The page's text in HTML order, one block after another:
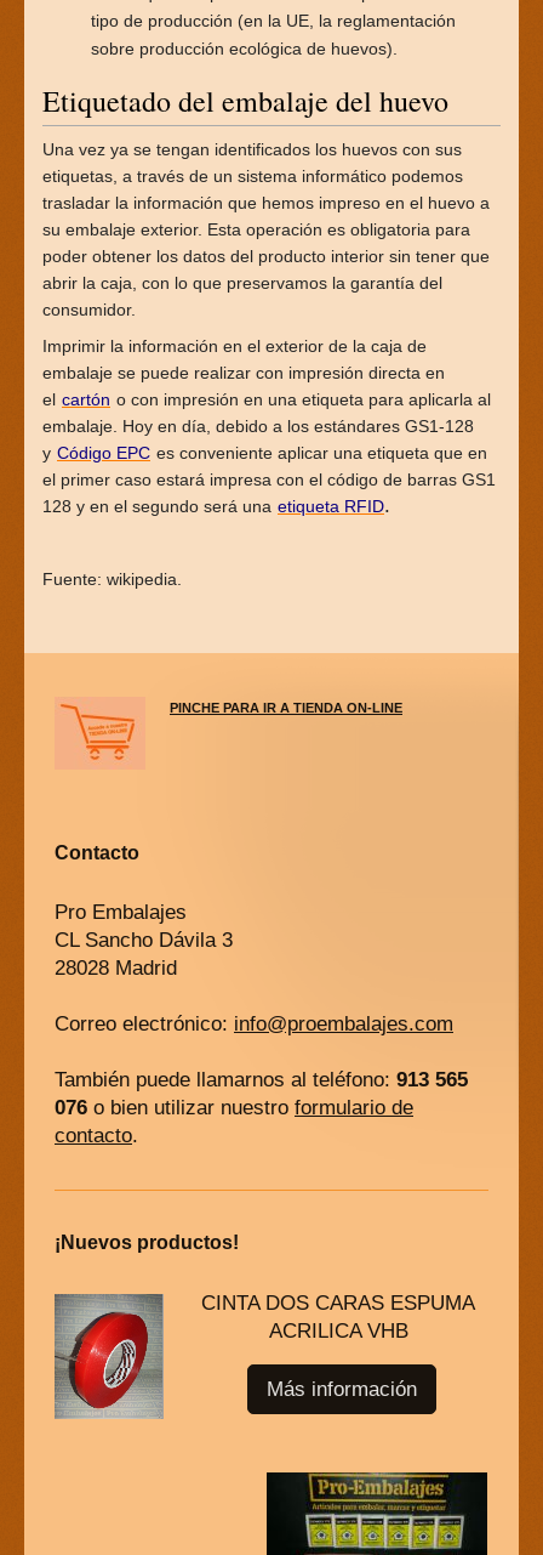
tipo de producción (en la UE, la reglamentación
sobre producción ecológica de huevos).
Etiquetado del embalaje del huevo
Una vez ya se tengan identificados los huevos con sus
etiquetas, a través de un sistema informático podemos
trasladar la información que hemos impreso en el huevo a
su embalaje exterior. Esta operación es obligatoria para
poder obtener los datos del producto interior sin tener que
abrir la caja, con lo que preservamos la garantía del
consumidor.
Imprimir la información en el exterior de la caja de
embalaje se puede realizar con impresión directa en
el cartón o con impresión en una etiqueta para aplicarla al
embalaje. Hoy en día, debido a los estándares GS1-128
y Código EPC es conveniente aplicar una etiqueta que en
el primer caso estará impresa con el código de barras GS1
128 y en el segundo será una etiqueta RFID.
Fuente: wikipedia.
PINCHE PARA IR A TIENDA ON-LINE
Contacto
Pro Embalajes
CL Sancho Dávila 3
28028 Madrid
Correo electrónico: info@proembalajes.com
También puede llamarnos al teléfono: 913 565
076 o bien utilizar nuestro formulario de
contacto.
¡Nuevos productos!
CINTA DOS CARAS ESPUMA
ACRILICA VHB
Más información